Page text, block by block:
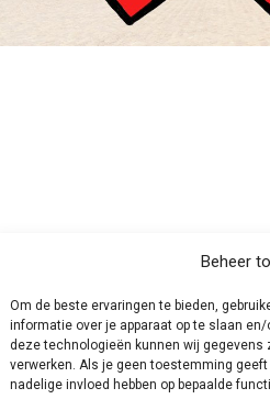
Beheer
Om de beste ervaringen te bieden,
informatie over je apparaat op te slaan
deze technologieën kunnen wij
verwerken. Als je geen toestemming
nadelige invloed hebben op bepaalde